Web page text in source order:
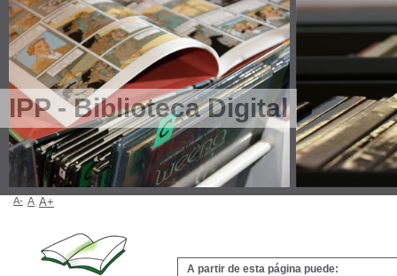
IPP - Biblioteca Digital
A partir de esta página puede:
A- A A+